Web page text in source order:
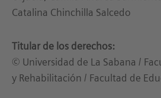
Catalina Chinchilla Salcedo
Titular de los derechos:
© Universidad de La Sabana /
y Rehabilitación / Facultad de